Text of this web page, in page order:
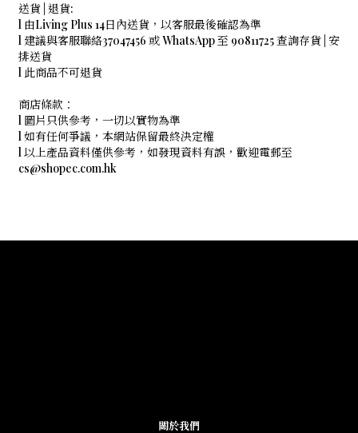
送貨 | 退貨:
l 由Living Plus 14日內送貨，以客服最後確認為準
l 建議與客服聯絡37047456 或 WhatsApp 至 90811725 查詢存貨 | 安
排送貨
l 此商品不可退貨
商店條款：
l 圖片只供參考，一切以實物為準
l 如有任何爭議，本網站保留最終決定權
l 以上產品資料僅供參考，如發現資料有誤，歡迎電郵至
cs@shopec.com.hk
關於我們